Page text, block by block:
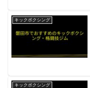
キックボクシング
キックボクシング